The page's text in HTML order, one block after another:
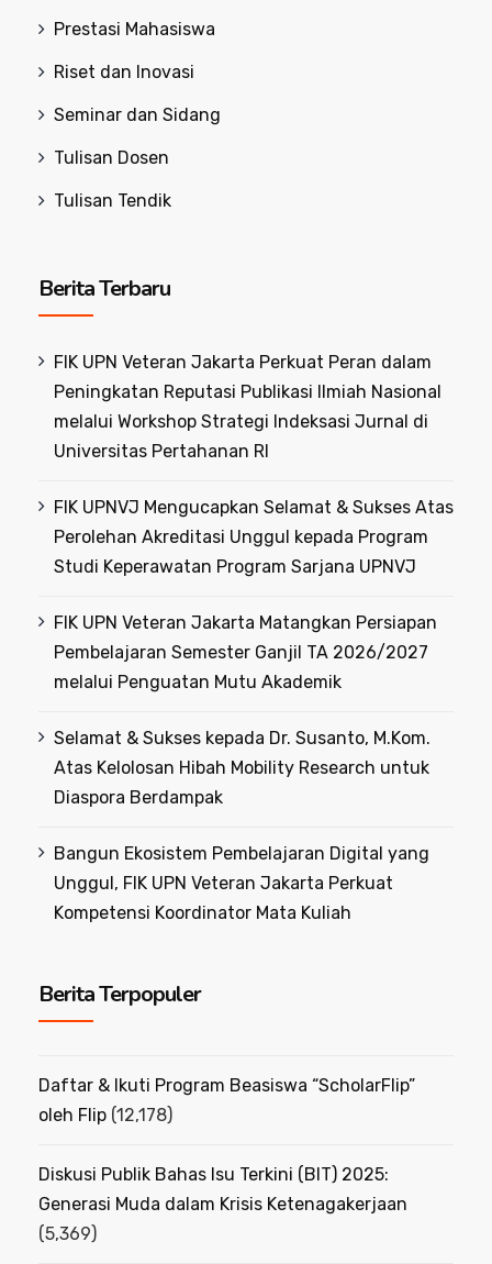
Prestasi Mahasiswa
Riset dan Inovasi
Seminar dan Sidang
Tulisan Dosen
Tulisan Tendik
Berita Terbaru
FIK UPN Veteran Jakarta Perkuat Peran dalam
Peningkatan Reputasi Publikasi Ilmiah Nasional
melalui Workshop Strategi Indeksasi Jurnal di
Universitas Pertahanan RI
FIK UPNVJ Mengucapkan Selamat & Sukses Atas
Perolehan Akreditasi Unggul kepada Program
Studi Keperawatan Program Sarjana UPNVJ
FIK UPN Veteran Jakarta Matangkan Persiapan
Pembelajaran Semester Ganjil TA 2026/2027
melalui Penguatan Mutu Akademik
Selamat & Sukses kepada Dr. Susanto, M.Kom.
Atas Kelolosan Hibah Mobility Research untuk
Diaspora Berdampak
Bangun Ekosistem Pembelajaran Digital yang
Unggul, FIK UPN Veteran Jakarta Perkuat
Kompetensi Koordinator Mata Kuliah
Berita Terpopuler
Daftar & Ikuti Program Beasiswa “ScholarFlip”
oleh Flip (12,178)
Diskusi Publik Bahas Isu Terkini (BIT) 2025:
Generasi Muda dalam Krisis Ketenagakerjaan
(5,369)